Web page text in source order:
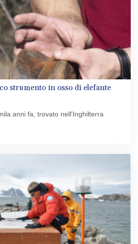
strumento in osso di elefante
anni fa, trovato nell'Inghilterra